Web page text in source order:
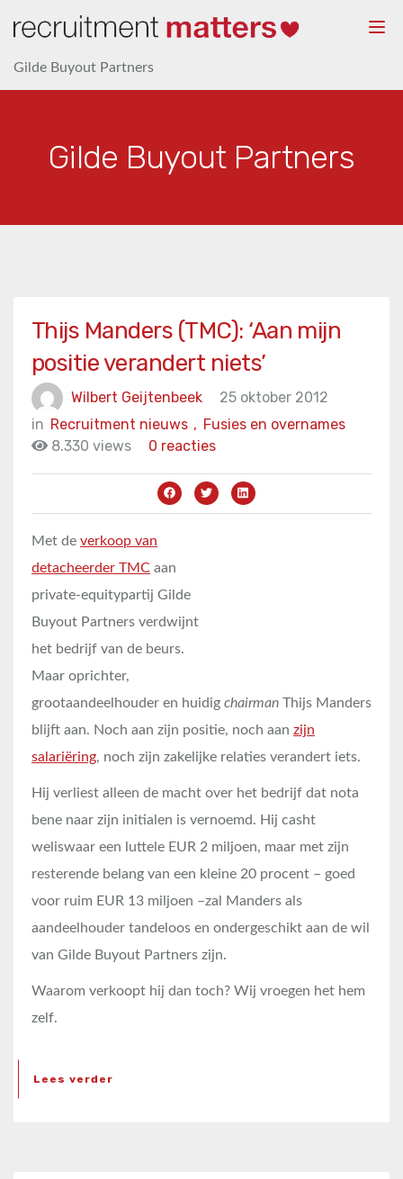
Gilde Buyout Partners
Gilde Buyout Partners
Thijs Manders (TMC): ‘Aan mijn
positie verandert niets’
Wilbert Geijtenbeek
25 oktober 2012
in
Fusies en overnames
Recruitment nieuws ,
8.330 views
0 reacties
Met de verkoop van
detacheerder TMC aan
private-equitypartij Gilde
Buyout Partners verdwijnt
het bedrijf van de beurs.
Maar oprichter,
grootaandeelhouder en huidig chairman Thijs Manders
blijft aan. Noch aan zijn positie, noch aan zijn
salariëring, noch zijn zakelijke relaties verandert iets.
Hij verliest alleen de macht over het bedrijf dat nota
bene naar zijn initialen is vernoemd. Hij casht
weliswaar een luttele EUR 2 miljoen, maar met zijn
resterende belang van een kleine 20 procent – goed
voor ruim EUR 13 miljoen –zal Manders als
aandeelhouder tandeloos en ondergeschikt aan de wil
van Gilde Buyout Partners zijn.
Waarom verkoopt hij dan toch? Wij vroegen het hem
zelf.
Lees verder